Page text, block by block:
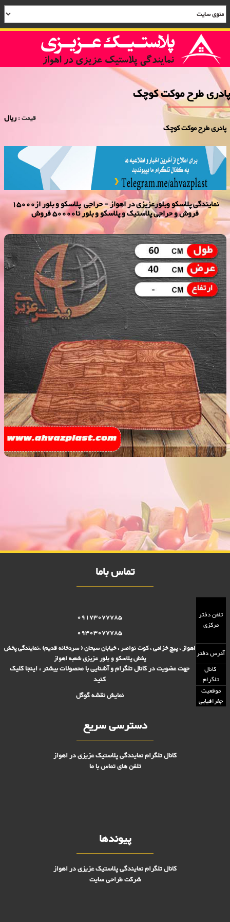
پادری طرح موکت کوچک
قیمت :ریال
پادری طرح موکت کوچک
نمایندگی پلاسكو وبلورعزیزی در اهواز - حراجی پلاسکو و بلور از15000
فروش و حراجی پلاستیک و پلاسکو و بلور تا50000 فروش
فروش,بلور 15000 فروش,فروش پلاستیک 10000 تومانی,فروش پلاستیک
پلاسکو 15000 فروش
تماس باما
تلفن دفتر
مرکزی
09173077785
09303077785
آدرس دفتراهواز ، پیچ خزامی ، کوت نواصر ، خیابان سبحان ( سردخانه قدیم) ،نمایندگی پخش
پخش پلاسکو و بلور عزیزی شعبه اهواز
کانال
تلگرام
جهت عضویت در کانال تلگرام و آشنایی با محصولات بیشتر ، اینجا کلیک
کنید
موقعیت
جغرافیایی
نمایش نقشه گوگل
دسترسی سریع
کانال تلگرام نمایندگی پلاستیک عزیزی در اهواز
تلفن های تماس با ما
پیوندها
کانال تلگرام نمایندگی پلاستیک عزیزی در اهواز
شرکت طراحی سایت